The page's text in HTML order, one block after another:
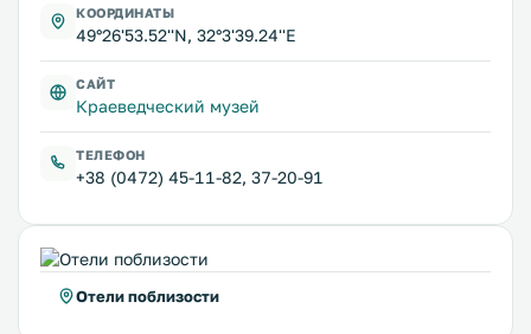
КООРДИНАТЫ
49°26'53.52''N, 32°3'39.24''E
САЙТ
Краеведческий музей
ТЕЛЕФОН
+38 (0472) 45-11-82, 37-20-91
Отели поблизости